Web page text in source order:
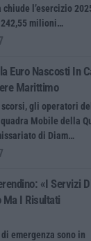
l’esercizio
milioni…
Euro Nascosti In
Marittimo
scorsi, gli operatori
Mobile della
di Diam…
«I Servizi
I Risultati
di emergenza sono in